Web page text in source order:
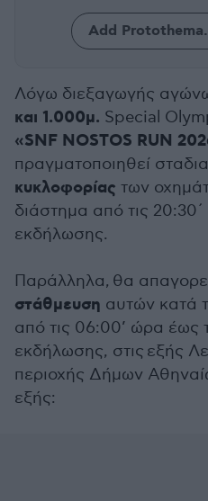
Add
Λόγω διεξαγωγής
και 1.000μ. Special
«SNF NOSTOS RUN
πραγματοποιηθεί
κυκλοφορίας των
διάστημα από τις
εκδήλωσης.
Παράλληλα, θα
στάθμευση αυτών κατά
από τις 06:00’ ώρα έως
εκδήλωσης, στις εξής
περιοχής Δήμων
εξής: